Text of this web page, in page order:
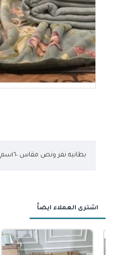
بطانيه نفر ونص مقاس ١٦٠سم ٢٢٠سم
اشترى العملاء ايضاً